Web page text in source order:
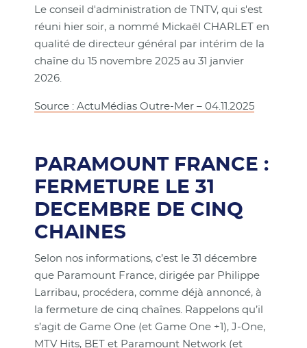
Le conseil d'administration de TNTV, qui s'est
réuni hier soir, a nommé Mickaël CHARLET en
qualité de directeur général par intérim de la
chaîne du 15 novembre 2025 au 31 janvier
2026.
Source : ActuMédias Outre-Mer – 04.11.2025
PARAMOUNT FRANCE :
FERMETURE LE 31
DECEMBRE DE CINQ
CHAINES
Selon nos informations, c’est le 31 décembre
que Paramount France, dirigée par Philippe
Larribau, procédera, comme déjà annoncé, à
la fermeture de cinq chaînes. Rappelons qu’il
s’agit de Game One (et Game One +1), J-One,
MTV Hits, BET et Paramount Network (et